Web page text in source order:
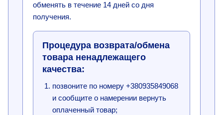
обменять в течение 14 дней со дня
получения.
Процедура возврата/обмена
товара ненадлежащего
качества:
позвоните по номеру +380935849068
и сообщите о намерении вернуть
оплаченный товар;